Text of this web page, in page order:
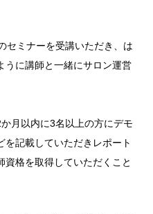
セミナーを受講いただき、は
うに講師と一緒にサロン運営
月以内に3名以上の方にデモ
を記載していただきレポート
資格を取得していただくこと